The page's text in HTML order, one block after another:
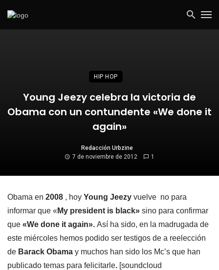
HIP HOP
Young Jeezy celebra la victoria de
Obama con un contundente «We done it
again»
Redacción Urbzine
7 de noviembre de 2012
1
Obama en 2008 , hoy Young Jeezy vuelve no para
informar que « My president is black» sino para confirmar
que «We done it again». Así ha sido, en la madrugada de
este miércoles hemos podido ser testigos de a reelección
de Barack Obama y muchos han sido los Mc’s que han
publicado temas para felicitarle. [soundcloud